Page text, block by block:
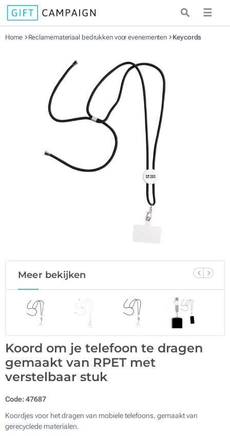
☰
Home Reclamemateriaal bedrukken voor evenementen Keycords
Meer bekijken
Koord om je telefoon te dragen
gemaakt van RPET met
verstelbaar stuk
Code:47687
Koordjes voor het dragen van mobiele telefoons, gemaakt van
gerecyclede materialen.